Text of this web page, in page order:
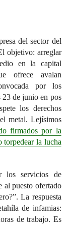
del sector del
objetivo: arreglar
en la capital
ofrece avalan
por los
23 de junio en pos
los derechos
metal. Lejísimos
firmados por la
torpedear la lucha
los servicios de
al puesto ofertado
La respuesta
de infamias:
de trabajo. Es